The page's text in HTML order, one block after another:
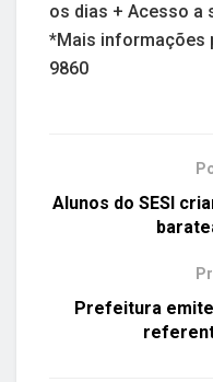
os dias + Acesso a
*Mais informações
9860
Alunos do SESI
Prefeitura